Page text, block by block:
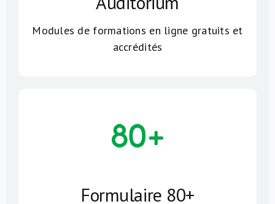
Modules de formations en ligne gratuits et
accrédités
Formulaire 80+